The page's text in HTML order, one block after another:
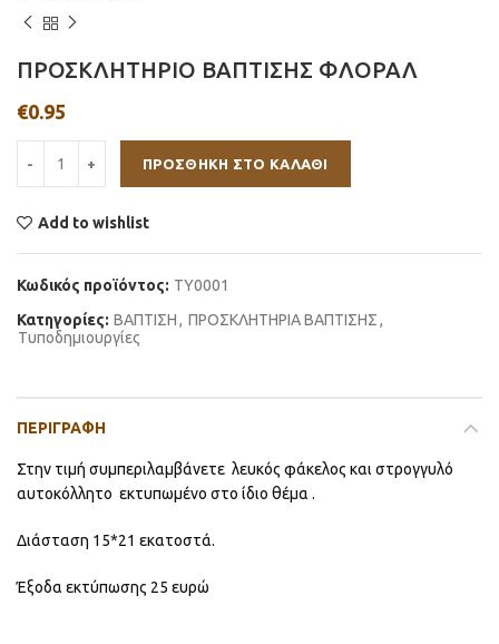
ΠΡΟΣΚΛΗΤΗΡΙΟ ΒΑΠΤΙΣΗΣ ΦΛΟΡΑΛ
€0.95
ΠΡΟΣΘΉΚΗ ΣΤΟ ΚΑΛΆΘΙ
Add to wishlist
Κωδικός προϊόντος: TY0001
Κατηγορίες: ΒΑΠΤΙΣΗ, ΠΡΟΣΚΛΗΤΗΡΙΑ ΒΑΠΤΙΣΗΣ,
Τυποδημιουργίες
ΠΕΡΙΓΡΑΦΉ
Στην τιμή συμπεριλαμβάνετε λευκός φάκελος και στρογγυλό
αυτοκόλλητο εκτυπωμένο στο ίδιο θέμα .
Διάσταση 15*21 εκατοστά.
Έξοδα εκτύπωσης 25 ευρώ